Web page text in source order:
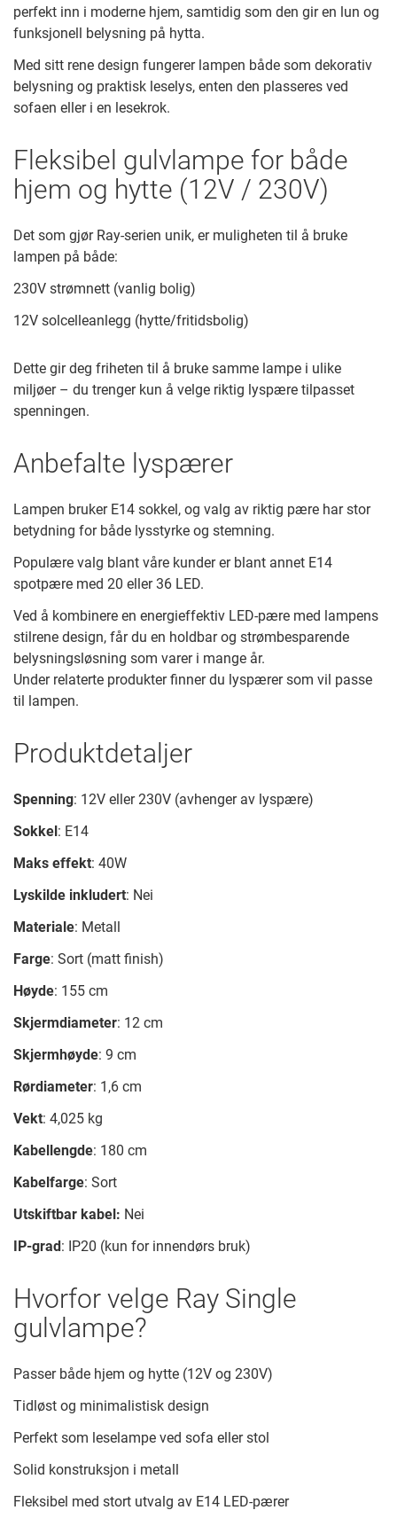
perfekt inn i moderne hjem, samtidig som den gir en lun og
funksjonell belysning på hytta.
Med sitt rene design fungerer lampen både som dekorativ
belysning og praktisk leselys, enten den plasseres ved
sofaen eller i en lesekrok.
Fleksibel gulvlampe for både
hjem og hytte (12V / 230V)
Det som gjør Ray-serien unik, er muligheten til å bruke
lampen på både:
230V strømnett (vanlig bolig)
12V solcelleanlegg (hytte/fritidsbolig)
Dette gir deg friheten til å bruke samme lampe i ulike
miljøer – du trenger kun å velge riktig lyspære tilpasset
spenningen.
Anbefalte lyspærer
Lampen bruker E14 sokkel, og valg av riktig pære har stor
betydning for både lysstyrke og stemning.
Populære valg blant våre kunder er blant annet E14
spotpære med 20 eller 36 LED.
Ved å kombinere en energieffektiv LED-pære med lampens
stilrene design, får du en holdbar og strømbesparende
belysningsløsning som varer i mange år.
Under relaterte produkter finner du lyspærer som vil passe
til lampen.
Produktdetaljer
Spenning: 12V eller 230V (avhenger av lyspære)
Sokkel: E14
Maks effekt: 40W
Lyskilde inkludert: Nei
Materiale: Metall
Farge: Sort (matt finish)
Høyde: 155 cm
Skjermdiameter: 12 cm
Skjermhøyde: 9 cm
Rørdiameter: 1,6 cm
Vekt: 4,025 kg
Kabellengde: 180 cm
Kabelfarge: Sort
Utskiftbar kabel: Nei
IP-grad: IP20 (kun for innendørs bruk)
Hvorfor velge Ray Single
gulvlampe?
Passer både hjem og hytte (12V og 230V)
Tidløst og minimalistisk design
Perfekt som leselampe ved sofa eller stol
Solid konstruksjon i metall
Fleksibel med stort utvalg av E14 LED-pærer